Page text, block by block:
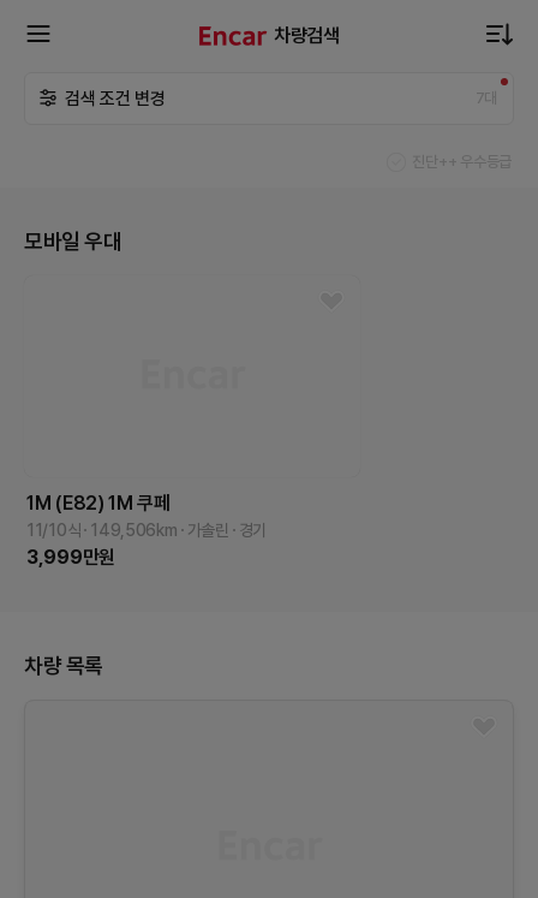
차량검색
검색 조건 변경 7대
진단++ 우수등급
모바일 우대
1M (E82) 1M 쿠페
11/10식 149,506km 가솔린 경기
3,999만원
차량 목록